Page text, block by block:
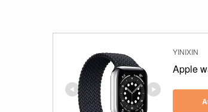
YINIXIN
Apple